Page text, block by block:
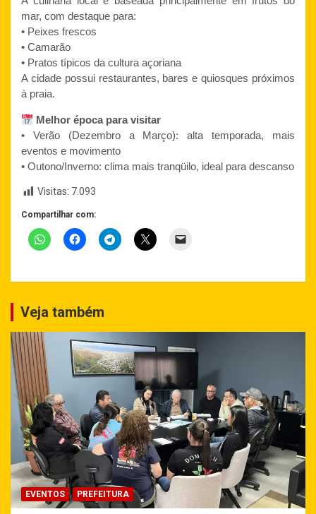
mar, com destaque para:
• Peixes frescos
• Camarão
• Pratos típicos da cultura açoriana
A cidade possui restaurantes, bares e quiosques próximos
à praia.
Melhor época para visitar
• Verão (Dezembro a Março): alta temporada, mais
eventos e movimento
• Outono/Inverno: clima mais tranqüilo, ideal para descanso
Visitas: 7.093
Compartilhar com:
Veja também
EVENTOS PREFEITURA